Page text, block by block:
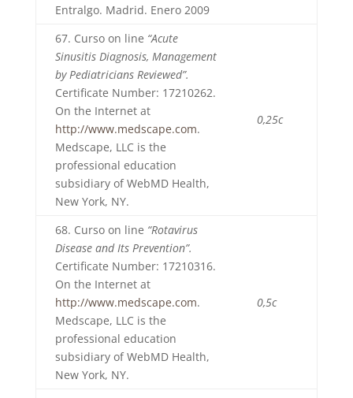
Entralgo. Madrid. Enero 2009
67. Curso on line “Acute
Sinusitis Diagnosis, Management
by Pediatricians Reviewed”.
Certificate Number: 17210262.
On the Internet at
http://www.medscape.com.
Medscape, LLC is the
professional education
subsidiary of WebMD Health,
New York, NY.
0,25c
68. Curso on line “Rotavirus
Disease and Its Prevention”.
Certificate Number: 17210316.
On the Internet at
http://www.medscape.com.
Medscape, LLC is the
professional education
subsidiary of WebMD Health,
New York, NY.
0,5c